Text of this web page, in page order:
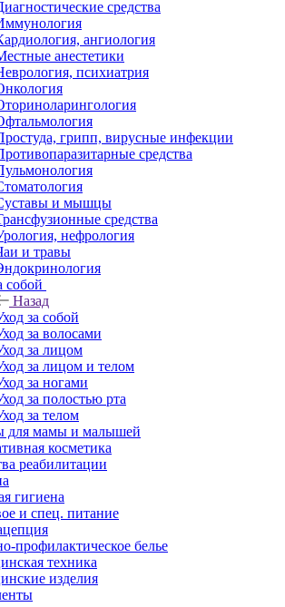
средства
ангиология
анестетики
психиатрия
грипп, вирусные инфекции
средства
и мышцы
средства
нефрология
и травы
собой
Назад
за собой
за волосами
за лицом
за лицом и телом
за ногами
за полостью рта
за телом
для мамы и малышей
косметика
реабилитации
гигиена
и спец. питание
профилактическое белье
техника
изделия